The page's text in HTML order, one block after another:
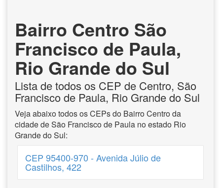
Bairro Centro São
Francisco de Paula,
Rio Grande do Sul
Lista de todos os CEP de Centro, São
Francisco de Paula, Rio Grande do Sul
Veja abaixo todos os CEPs do Bairro Centro da
cidade de São Francisco de Paula no estado Rio
Grande do Sul:
CEP 95400-970 - Avenida Júlio de
Castilhos, 422